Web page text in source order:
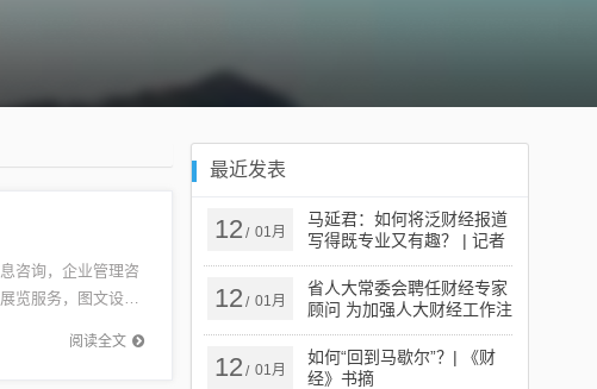
咨询，企业管理咨
览服务，图文设计
制个性化的信...
阅读全文
最近发表
12 / 01月
马延君：如何将泛财经报道
写得既专业又有趣？ | 记者
手记·财经
12 / 01月
省人大常委会聘任财经专家
顾问 为加强人大财经工作注
入专业化力量
12 / 01月
如何“回到马歇尔”？| 《财
经》书摘